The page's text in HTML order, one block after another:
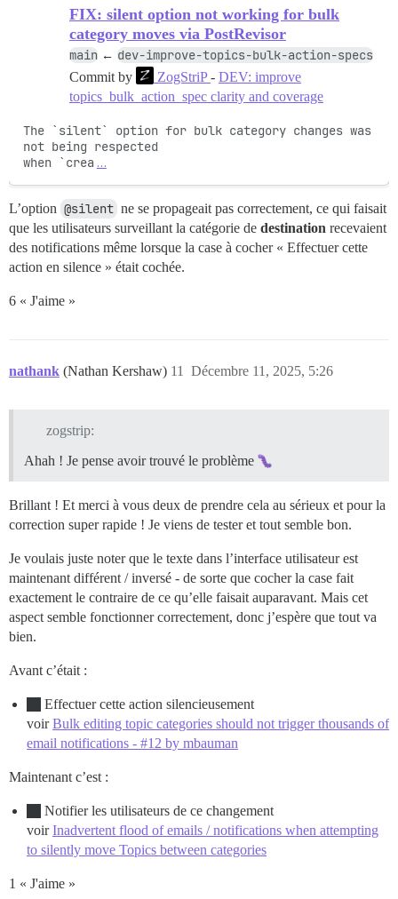
FIX: silent option not working for bulk
category moves via PostRevisor
Commit by ZogStriP- DEV: improve
topics_bulk_action_spec clarity and coverage
main ← dev-improve-topics-bulk-action-specs
The `silent` option for bulk category changes was
not being respected
when `crea …
L’option @silent ne se propageait pas correctement, ce qui faisait
que les utilisateurs surveillant la catégorie de destination recevaient
des notifications même lorsque la case à cocher « Effectuer cette
action en silence » était cochée.
6 « J'aime »
nathank (Nathan Kershaw) Décembre 11, 2025, 5:26
11
zogstrip:
Ahah ! Je pense avoir trouvé le problème
Brillant ! Et merci à vous deux de prendre cela au sérieux et pour la
correction super rapide ! Je viens de tester et tout semble bon.
Je voulais juste noter que le texte dans l’interface utilisateur est
maintenant différent / inversé - de sorte que cocher la case fait
exactement le contraire de ce qu’elle faisait auparavant. Mais cet
aspect semble fonctionner correctement, donc j’espère que tout va
bien.
Avant c’était :
Effectuer cette action silencieusement
voirBulk editing topic categories should not trigger thousands of
email notifications - #12 by mbauman
Maintenant c’est :
Notifier les utilisateurs de ce changement
voirInadvertent flood of emails / notifications when attempting
to silently move Topics between categories
1 « J'aime »